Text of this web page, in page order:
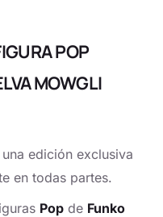
POP
MOWGLI
edición exclusiva
en todas partes.
Pop de Funko